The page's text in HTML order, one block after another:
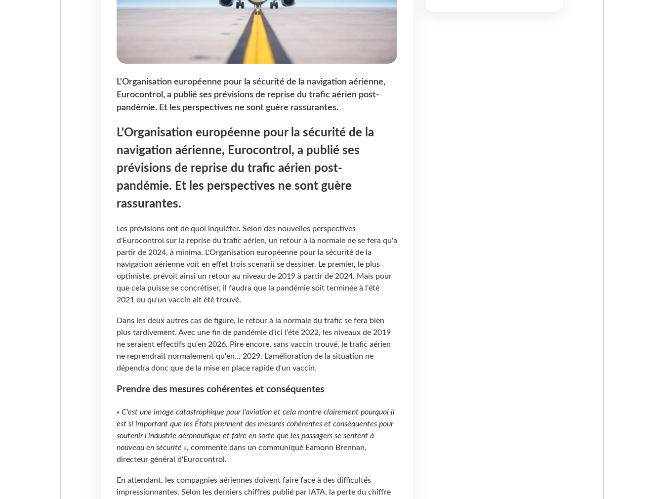
L'Organisation européenne pour la sécurité de la navigation aérienne,
Eurocontrol, a publié ses prévisions de reprise du trafic aérien post-
pandémie. Et les perspectives ne sont guère rassurantes.
L'Organisation européenne pour la sécurité de la
navigation aérienne, Eurocontrol, a publié ses
prévisions de reprise du trafic aérien post-
pandémie. Et les perspectives ne sont guère
rassurantes.
Les prévisions ont de quoi inquiéter. Selon des nouvelles perspectives
d'Eurocontrol sur la reprise du trafic aérien, un retour à la normale ne se fera qu'à
partir de 2024, à minima. L'Organisation européenne pour la sécurité de la
navigation aérienne voit en effet trois scenarii se dessiner. Le premier, le plus
optimiste, prévoit ainsi un retour au niveau de 2019 à partir de 2024. Mais pour
que cela puisse se concrétiser, il faudra que la pandémie soit terminée à l'été
2021 ou qu'un vaccin ait été trouvé.
Dans les deux autres cas de figure, le retour à la normale du trafic se fera bien
plus tardivement. Avec une fin de pandémie d'ici l'été 2022, les niveaux de 2019
ne seraient effectifs qu'en 2026. Pire encore, sans vaccin trouvé, le trafic aérien
ne reprendrait normalement qu'en... 2029. L'amélioration de la situation ne
dépendra donc que de la mise en place rapide d'un vaccin.
Prendre des mesures cohérentes et conséquentes
« C'est une image catastrophique pour l'aviation et cela montre clairement pourquoi il
est si important que les États prennent des mesures cohérentes et conséquentes pour
soutenir l’industrie aéronautique et faire en sorte que les passagers se sentent à
nouveau en sécurité », commente dans un communiqué Eamonn Brennan,
directeur général d'Eurocontrol.
En attendant, les compagnies aériennes doivent faire face à des difficultés
impressionnantes. Selon les derniers chiffres publié par IATA, la perte du chiffre